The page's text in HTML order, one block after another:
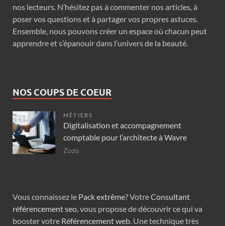
nos lecteurs. N’hésitez pas à commenter nos articles, à
poser vos questions et à partager vos propres astuces.
Ensemble, nous pouvons créer un espace où chacun peut
apprendre et s’épanouir dans l’univers de la beauté.
NOS COUPS DE COEUR
MÉTIERS
Digitalisation et accompagnement
comptable pour l’architecte à Wavre
Zozo
Vous connaissez le Pack extrême? VotreConsultant
référencement seo, vous propose de découvrir ce qui va
booster votre Référencement web. Une technique très